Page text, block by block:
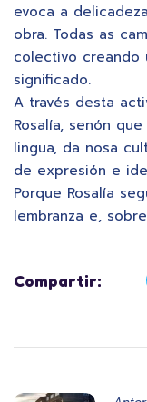
evoca a
obra. Todas as
colectivo creando
significado.
A través desta
Rosalía, senón
lingua, da nosa
de expresión e
Porque Rosalía
lembranza e,
Compartir: